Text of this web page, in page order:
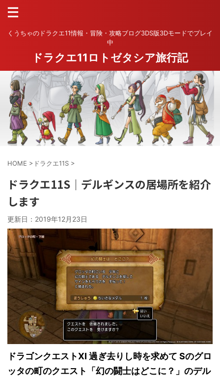
くうちゃのドラクエ11情報・冒険・攻略ブログ3DS版3Dモードでプレイ
中
ドラクエ11ロトゼタシア旅行記
HOME > ドラクエ11S >
ドラクエ11S｜デルギンスの居場所を紹介
します
更新日： 2019年12月23日
ドラゴンクエストXI 過ぎ去りし時を求めて Sのグロ
ッタの町のクエスト「幻の闘士はどこに？」のデル